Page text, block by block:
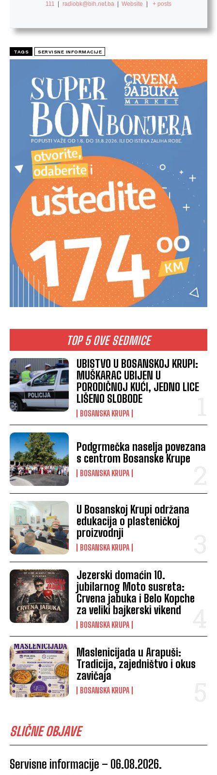
TOP 5 OVE SEDMICE
UBISTVO U BOSANSKOJ KRUPI:
MUŠKARAC UBIJEN U
PORODIČNOJ KUĆI, JEDNO LICE
LIŠENO SLOBODE
BOSANSKA KRUPA
Podgrmečka naselja povezana
s centrom Bosanske Krupe
BOSANSKA KRUPA
U Bosanskoj Krupi održana
edukacija o plasteničkoj
proizvodnji
BOSANSKA KRUPA
Jezerski domaćin 10.
jubilarnog Moto susreta:
Crvena jabuka i Belo Kopche
za veliki bajkerski vikend
BOSANSKA KRUPA
Maslenicijada u Arapuši:
Tradicija, zajedništvo i okus
zavičaja
BOSANSKA KRUPA
SLIČNE OBJAVE
Servisne informacije – 06.08.2026.
111 radiobk@bih.net.ba Website + posts
TAGS SERVISNE INFORMACIJE